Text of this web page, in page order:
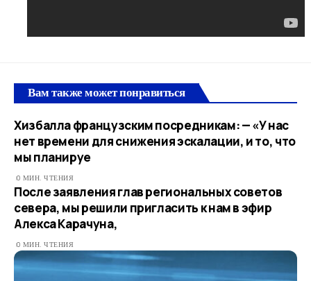
Вам также может понравиться
Хизбалла французским посредникам: — «У нас
нет времени для снижения эскалации, и то, что
мы планируе
0 МИН. ЧТЕНИЯ
После заявления глав региональных советов
севера, мы решили пригласить к нам в эфир
Алекса Карачуна,
0 МИН. ЧТЕНИЯ